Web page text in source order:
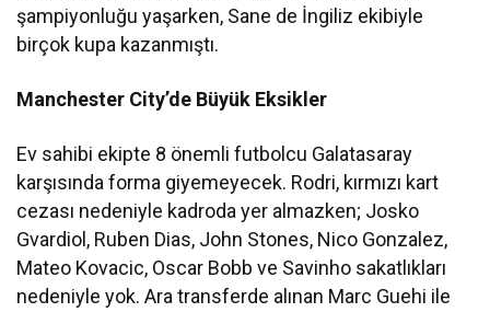
şampiyonluğu yaşarken, Sane de İngiliz ekibiyle
birçok kupa kazanmıştı.
Manchester City’de Büyük Eksikler
Ev sahibi ekipte 8 önemli futbolcu Galatasaray
karşısında forma giyemeyecek. Rodri, kırmızı kart
cezası nedeniyle kadroda yer almazken; Josko
Gvardiol, Ruben Dias, John Stones, Nico Gonzalez,
Mateo Kovacic, Oscar Bobb ve Savinho sakatlıkları
nedeniyle yok. Ara transferde alınan Marc Guehi ile